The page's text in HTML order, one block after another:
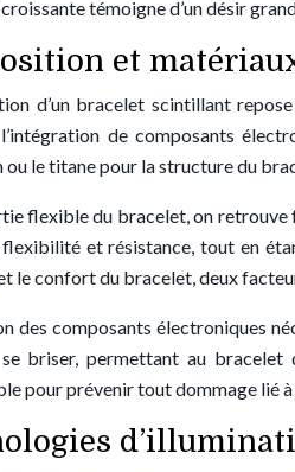
témoigne d’un désir
et
d’un bracelet scintillant
de composants
ou le titane pour la structure du
flexible du bracelet, on retrouve
et résistance, tout en
le confort du bracelet, deux
des composants électroniques
briser, permettant au bracelet
pour prévenir tout dommage lié